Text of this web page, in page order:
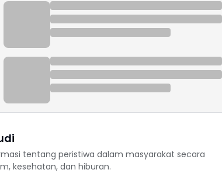
tentang peristiwa dalam masyarakat secara
kesehatan, dan hiburan.